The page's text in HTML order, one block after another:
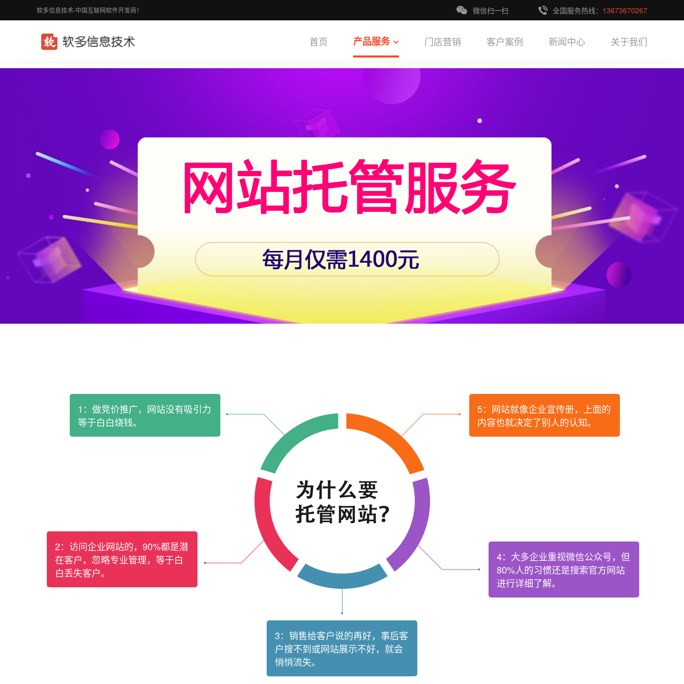
软多信息技术-中国互联网软件开发商！ 微信扫一扫 全国服务热线： 13673670267
首页 产品服务 门店营销 客户案例 新闻中心 关于我们
1：做竞价推广，网站没有吸引力
等于白白烧钱。
2：访问企业网站的，90%都是潜
在客户，忽略专业管理，等于白
白丢失客户。
3：销售给客户说的再好，事后客
户搜不到或网站展示不好，就会
悄悄流失。
4：大多企业重视微信公众号，但
80%人的习惯还是搜索官方网站
进行详细了解。
5：网站就像企业宣传册，上面的
内容也就决定了别人的认知。